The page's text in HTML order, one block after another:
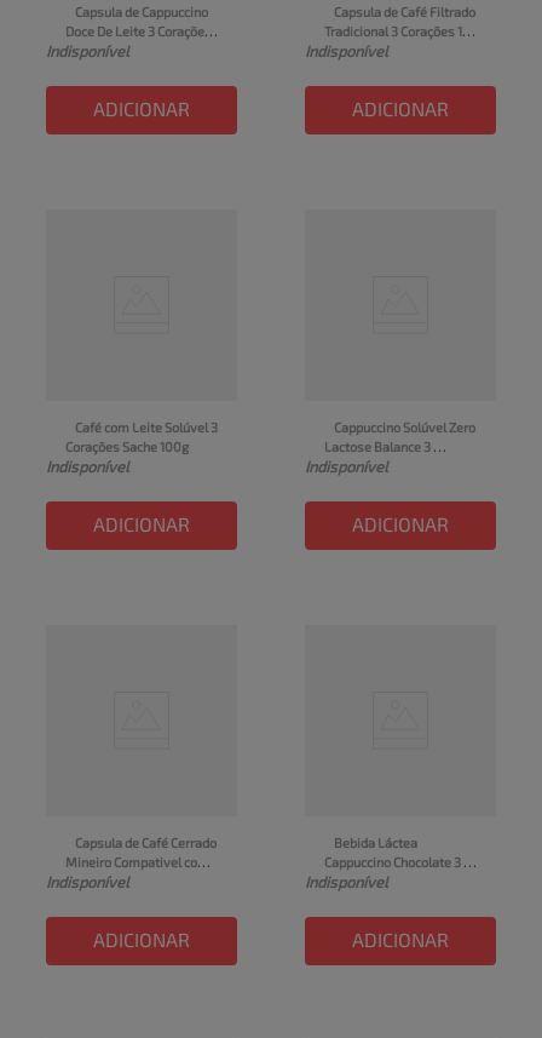
Capsula de Cappuccino
Doce De Leite 3 Corações
10 unid
Indisponível
ADICIONAR
Capsula de Café Filtrado
Tradicional 3 Corações 10
unid
Indisponível
ADICIONAR
Café com Leite Solúvel 3
Corações Sache 100g
Indisponível
ADICIONAR
Cappuccino Solúvel Zero
Lactose Balance 3
Corações Pote 180g
Indisponível
ADICIONAR
Capsula de Café Cerrado
Mineiro Compativel com
Nespresso 3 Corações 10
Indisponível
ADICIONAR
Bebida Láctea
Cappuccino Chocolate 3
Corações 260ml
Indisponível
ADICIONAR